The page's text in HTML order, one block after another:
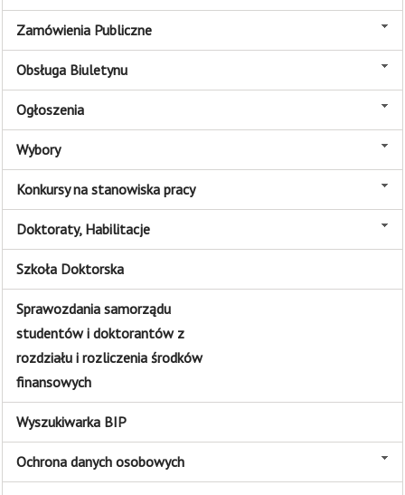
Zamówienia Publiczne
Obsługa Biuletynu
Ogłoszenia
Wybory
Konkursy na stanowiska pracy
Doktoraty, Habilitacje
Szkoła Doktorska
Sprawozdania samorządu
studentów i doktorantów z
rozdziału i rozliczenia środków
finansowych
Wyszukiwarka BIP
Ochrona danych osobowych